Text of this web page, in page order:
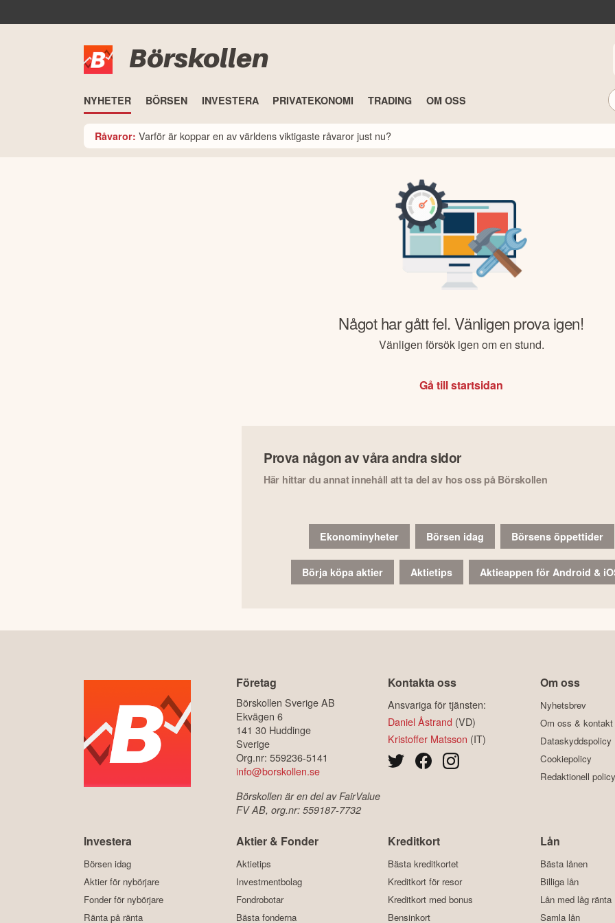
Börskollen
NYHETER BÖRSEN INVESTERA PRIVATEKONOMI TRADING OM OSS
Råvaror: Varför är koppar en av världens viktigaste råvaror just nu?
Något har gått fel. Vänligen prova igen!
Vänligen försök igen om en stund.
Gå till startsidan
Prova någon av våra andra sidor
Här hittar du annat innehåll att ta del av hos oss på Börskollen
Ekonominyheter Börsen idag Börsens öppettider
Börja köpa aktier Aktietips Aktieappen för Android &
Företag
Börskollen Sverige AB
Ekvägen 6
141 30 Huddinge
Sverige
Org.nr: 559236-5141
info@borskollen.se
Börskollen är en del av FairValue
FV AB, org.nr: 559187-7732
Kontakta oss
Ansvariga för tjänsten:
Daniel Åstrand (VD)
Kristoffer Matsson (IT)
Om oss
Nyhetsbrev
Om oss & kontakt
Dataskyddspolicy
Cookiepolicy
Redaktionell policy
Investera
Börsen idag
Aktier för nybörjare
Fonder för nybörjare
Ränta på ränta
Aktier & Fonder
Aktietips
Investmentbolag
Fondrobotar
Bästa fonderna
Kreditkort
Bästa kreditkortet
Kreditkort för resor
Kreditkort med bonus
Bensinkort
Lån
Bästa lånen
Billiga lån
Lån med låg ränta
Samla lån